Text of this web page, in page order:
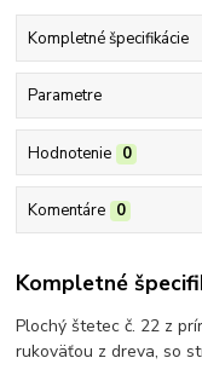
Kompletné špecifikácie
Parametre
Hodnotenie 0
Komentáre 0
Kompletné
Plochý štetec č. 22 z
rukoväťou z dreva, so